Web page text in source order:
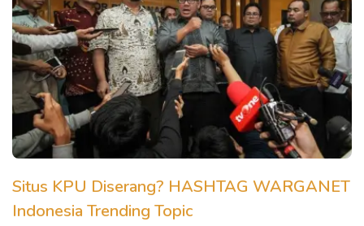
Situs KPU Diserang? HASHTAG WARGANET
Indonesia Trending Topic